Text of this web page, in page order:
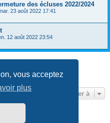
vous acceptez
plus
des écluses 2022/2024
23 août 2022 17:41
12 août 2022 23:54
1sur13
2 3 4 5 … 13
Aller à
Software © phpBB Limited
phpBB-fr.com